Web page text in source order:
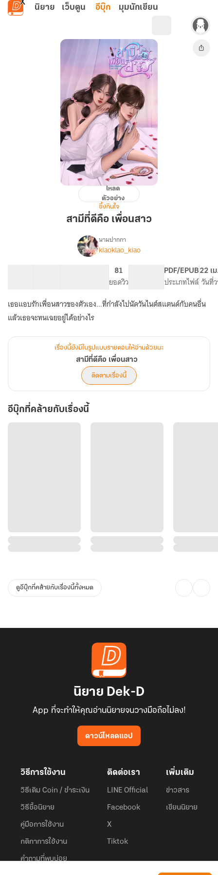
ข้ามไปยังเนื้อหาหลัก
นิยาย เว็บตูน อีบุ๊ก มุมนักเขียน
โหลด
ตัวอย่าง
ซึ้งกินใจ
สามีที่ดีคือ เพื่อนสาว
เรื่อง
ที่
ดี
คือ
เพื่อน
สาว
นามปากกา
kiaoklao_kiao
81
ยอดวิว
PDF/EPUB
ประเภทไฟล์
22 เ
วันที่
เธอแอบรักเพื่อนสาวของตัวเอง...ที่กำลังไปนัดวันไนต์สแตนด์กับคนอื่น
แล้วเธอจะทนเฉยอยู่ได้อย่างไร
เรื่องนี้ยังมีในรูปแบบรายตอนให้อ่านด้วยนะ
สามีที่ดีคือ เพื่อนสาว
ติดตามเรื่องนี้
อีบุ๊กที่คล้ายกับเรื่องนี้
ดูอีบุ๊กที่คล้ายกับเรื่องนี้ทั้งหมด
นิยาย Dek-D
App ที่จะทำให้คุณอ่านนิยายจนวางมือถือไม่ลง!
ดาวน์โหลดแอป
วิธีการใช้งาน
วิธีเติม Coin / ชำระเงิน
วิธีซื้อนิยาย
คู่มือการใช้งาน
กติกาการใช้งาน
คำถามที่พบบ่อย
ติดต่อเรา
LINE Official
Facebook
X
Tiktok
เพิ่มเติม
ข่าวสาร
เขียนนิยาย